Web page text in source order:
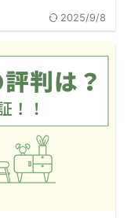
2025/9/8